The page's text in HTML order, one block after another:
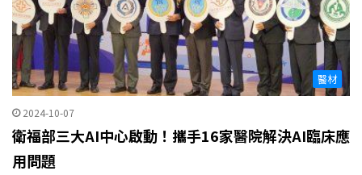
醫材
2024-10-07
衛福部三大AI中心啟動！攜手16家醫院解決AI臨床應
用問題